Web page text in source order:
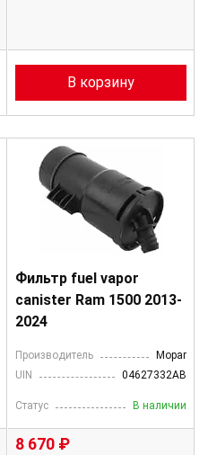
В корзину
Фильтр fuel vapor
canister Ram 1500 2013-
2024
Производитель
Mopar
UIN
04627332AB
Статус В наличии
8 670 ₽